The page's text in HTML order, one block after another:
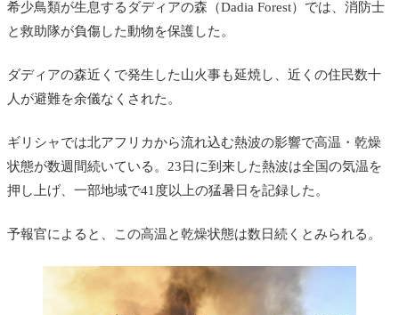
希少鳥類が生息するダディアの森（Dadia Forest）では、消防士
と救助隊が負傷した動物を保護した。
ダディアの森近くで発生した山火事も延焼し、近くの住民数十
人が避難を余儀なくされた。
ギリシャでは北アフリカから流れ込む熱波の影響で高温・乾燥
状態が数週間続いている。23日に到来した熱波は全国の気温を
押し上げ、一部地域で41度以上の猛暑日を記録した。
予報官によると、この高温と乾燥状態は数日続くとみられる。